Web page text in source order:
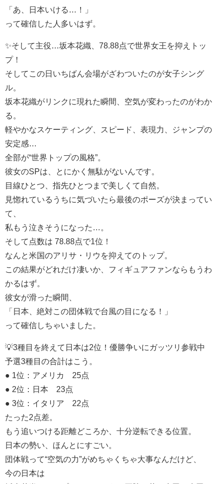
「あ、日本いける…！」
って確信した人多いはず。
✨そして主役…坂本花織、78.88点で世界女王を抑えトッ
プ！
そしてこの日いちばん会場がざわついたのが女子シング
ル。
坂本花織がリンクに現れた瞬間、空気が変わったのがわか
る。
軽やかなスケーティング、スピード、表現力、ジャンプの
安定感…
全部が“世界トップの風格”。
彼女のSPは、とにかく無駄がないんです。
目線ひとつ、指先ひとつまで美しくて自然。
見惚れているうちに気づいたら最後のポーズが決まってい
て、
私もう泣きそうになった…。
そして点数は 78.88点で1位！
なんと米国のアリサ・リウを抑えてのトップ。
この結果がどれだけ凄いか、フィギュアファンならもうわ
かるはず。
彼女が滑った瞬間、
「日本、絶対この団体戦で台風の目になる！」
って確信しちゃいました。
💡3種目を終えて日本は2位！優勝争いにガッツリ参戦中
予選3種目の合計はこう。
● 1位：アメリカ 25点
● 2位：日本 23点
● 3位：イタリア 22点
たった2点差。
もう追いつける距離どころか、十分逆転できる位置。
日本の勢い、ほんとにすごい。
団体戦って“空気の力”がめちゃくちゃ大事なんだけど、
今の日本は